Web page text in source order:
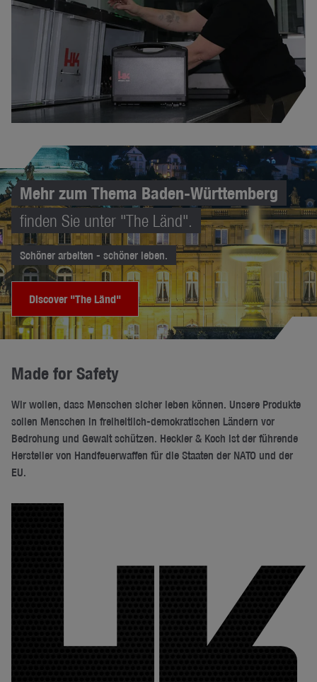
Mehr zum Thema Baden-Württemberg
finden Sie unter "The Länd".
Schöner arbeiten - schöner leben.
Discover "The Länd"
Made for Safety
Wir wollen, dass Menschen sicher leben können. Unsere Produkte
sollen Menschen in freiheitlich-demokratischen Ländern vor
Bedrohung und Gewalt schützen. Heckler & Koch ist der führende
Hersteller von Handfeuerwaffen für die Staaten der NATO und der
EU.